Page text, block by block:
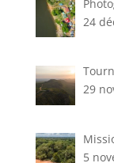
24
29
5